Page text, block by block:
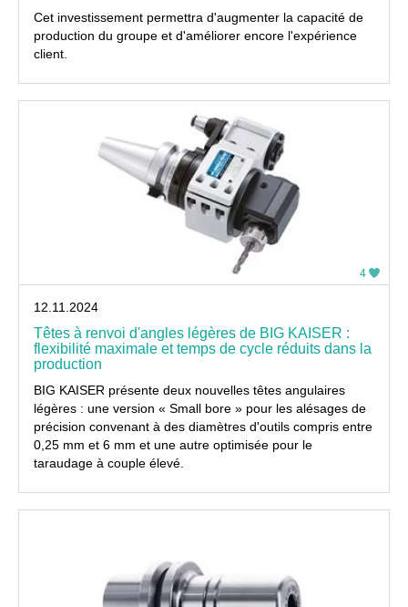
Cet investissement permettra d'augmenter la capacité de
production du groupe et d'améliorer encore l'expérience
client.
4
12.11.2024
Têtes à renvoi d'angles légères de BIG KAISER :
flexibilité maximale et temps de cycle réduits dans la
production
BIG KAISER présente deux nouvelles têtes angulaires
légères : une version « Small bore » pour les alésages de
précision convenant à des diamètres d'outils compris entre
0,25 mm et 6 mm et une autre optimisée pour le
taraudage à couple élevé.